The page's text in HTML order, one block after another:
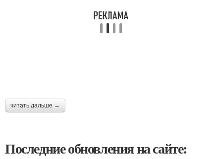
читать дальше →
Последние обновления на сайте: